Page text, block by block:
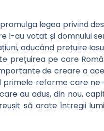
legea privind
l-au votat și domnului
aducând prețuire
prețuirea pe care
de creare a
primele reforme care
au adus, din nou,
să arate întregii